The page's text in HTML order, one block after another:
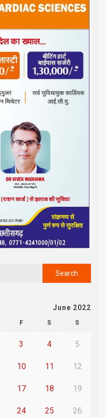
June 2022
F S S
3 4 5
10 11 12
17 18 19
24 25 26